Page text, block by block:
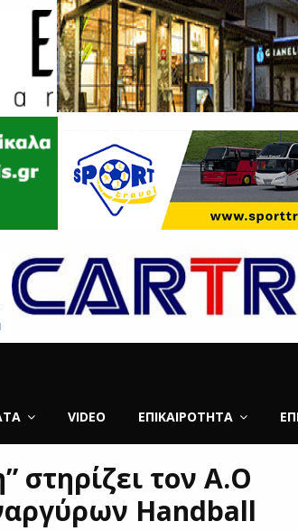
VIDEO ΕΠΙΚΑΙΡΌΤΗΤΑ
στηρίζει τον Α.Ο
Handball